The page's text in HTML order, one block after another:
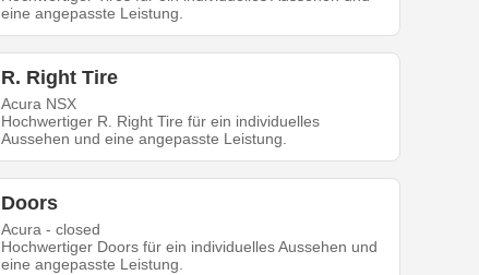
eine angepasste Leistung.
R. Right Tire
Acura NSX
Hochwertiger R. Right Tire für ein individuelles
Aussehen und eine angepasste Leistung.
Doors
Acura - closed
Hochwertiger Doors für ein individuelles Aussehen und
eine angepasste Leistung.